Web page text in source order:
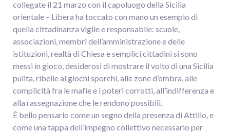
collegate il 21 marzo con il capoluogo della Sicilia
orientale – Libera ha toccato con mano un esempio di
quella cittadinanza vigile e responsabile: scuole,
associazioni, membri dell’amministrazione e delle
istituzioni, realtà di Chiesa e semplici cittadini si sono
messi in gioco, desiderosi di mostrare il volto di una Sicilia
pulita, ribelle ai giochi sporchi, alle zone d’ombra, alle
complicità fra le mafie e i poteri corrotti, all’indifferenza e
alla rassegnazione che le rendono possibili.
È bello pensarlo come un segno della presenza di Attilio, e
come una tappa dell’impegno collettivo necessario per